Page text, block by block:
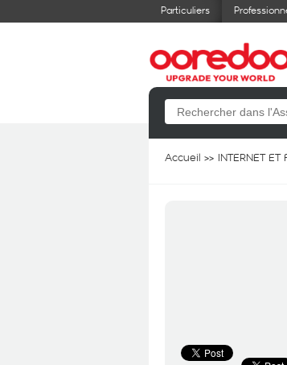
Particuliers
Accueil INTERNET ET